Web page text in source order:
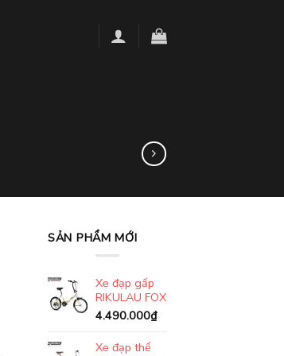
SẢN PHẨM MỚI
Xe đạp gấp
RIKULAU FOX
4.490.000₫
Xe đạp thể